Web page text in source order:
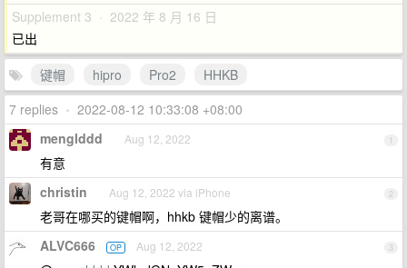
Supplement 3 · 2022 年 8 月 16 日
已出
键帽
hipro Pro2
HHKB
7 replies • 2022-08-12 10:33:08 +08:00
1
menglddd Aug 12, 2022
有意
2
christin Aug 12, 2022 via iPhone
老哥在哪买的键帽啊，hhkb 键帽少的离谱。
3
ALVC666 OP Aug 12, 2022